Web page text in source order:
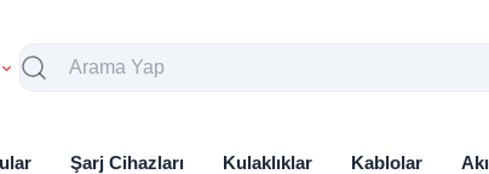
Şarj Cihazları Kulaklıklar Kablolar